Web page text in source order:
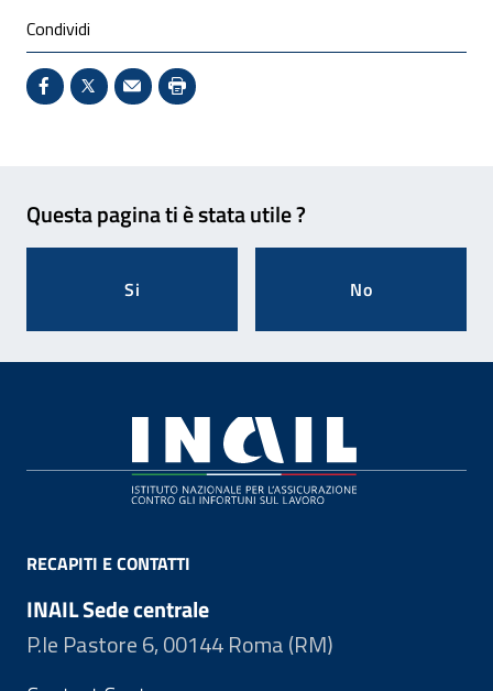
Condividi
Condividi su Facebook - Sito esterno - Apertura in
X - Sito esterno - Apertura in nuova finestra
Invio Mail: apre il programma di posta
Stampa pagina: scelta meno
Questa pagina ti è stata utile ?
Si No
RECAPITI E CONTATTI
INAIL Sede centrale
P.le Pastore 6, 00144 Roma (RM)